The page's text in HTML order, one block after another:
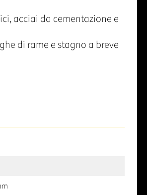
acciai da cementazione e
di rame e stagno a breve